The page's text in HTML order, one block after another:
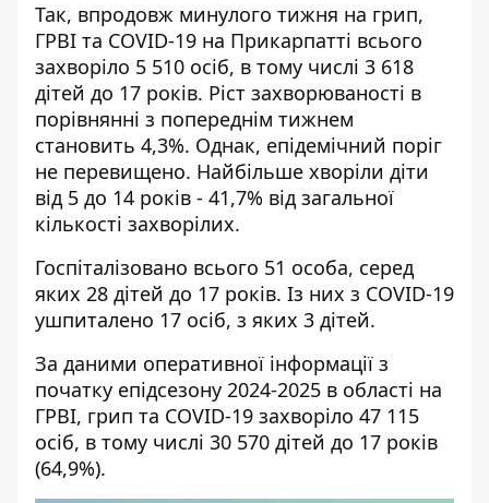
Так, впродовж минулого тижня на грип,
ГРВІ та COVID-19 на Прикарпатті всього
захворіло 5 510 осіб, в тому числі 3 618
дітей до 17 років. Ріст захворюваності в
порівнянні з попереднім тижнем
становить 4,3%. Однак, епідемічний поріг
не перевищено. Найбільше хворіли діти
від 5 до 14 років - 41,7% від загальної
кількості захворілих.
Госпіталізовано всього 51 особа, серед
яких 28 дітей до 17 років. Із них з COVID-19
ушпиталено 17 осіб, з яких 3 дітей.
За даними оперативної інформації з
початку епідсезону 2024-2025 в області на
ГРВІ, грип та COVID-19 захворіло 47 115
осіб, в тому числі 30 570 дітей до 17 років
(64,9%).